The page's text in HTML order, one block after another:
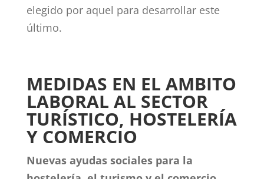
elegido por aquel para desarrollar este
último.
MEDIDAS EN EL AMBITO
LABORAL AL SECTOR
TURÍSTICO, HOSTELERÍA
Y COMERCIO
Nuevas ayudas sociales para la